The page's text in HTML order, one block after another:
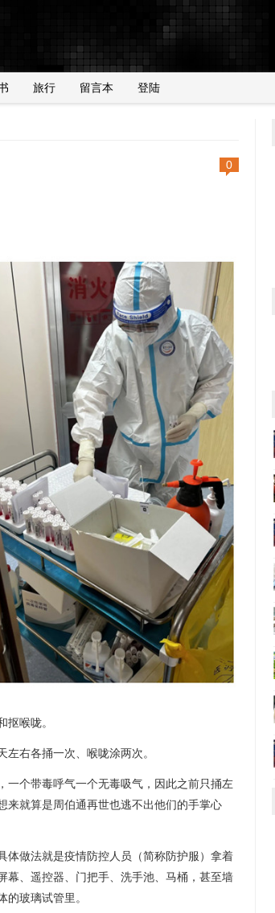
旅行 留言本 登陆
0
喉咙。
右各捅一次、喉咙涂两次。
一个带毒呼气一个无毒吸气，因此之前只捅左
来就算是周伯通再世也逃不出他们的手掌心
体做法就是疫情防控人员（简称防护服）拿着
幕、遥控器、门把手、洗手池、马桶，甚至墙
的玻璃试管里。